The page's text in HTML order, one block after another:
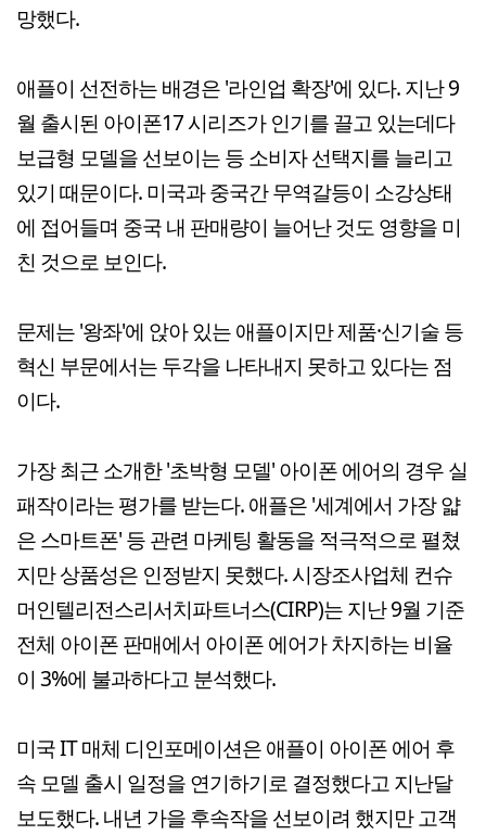
망했다.
애플이 선전하는 배경은 '라인업 확장'에 있다. 지난 9
월 출시된 아이폰17 시리즈가 인기를 끌고 있는데다
보급형 모델을 선보이는 등 소비자 선택지를 늘리고
있기 때문이다. 미국과 중국간 무역갈등이 소강상태
에 접어들며 중국 내 판매량이 늘어난 것도 영향을 미
친 것으로 보인다.
문제는 '왕좌'에 앉아 있는 애플이지만 제품·신기술 등
혁신 부문에서는 두각을 나타내지 못하고 있다는 점
이다.
가장 최근 소개한 '초박형 모델' 아이폰 에어의 경우 실
패작이라는 평가를 받는다. 애플은 '세계에서 가장 얇
은 스마트폰' 등 관련 마케팅 활동을 적극적으로 펼쳤
지만 상품성은 인정받지 못했다. 시장조사업체 컨슈
머인텔리전스리서치파트너스(CIRP)는 지난 9월 기준
전체 아이폰 판매에서 아이폰 에어가 차지하는 비율
이 3%에 불과하다고 분석했다.
미국 IT 매체 디인포메이션은 애플이 아이폰 에어 후
속 모델 출시 일정을 연기하기로 결정했다고 지난달
보도했다. 내년 가을 후속작을 선보이려 했지만 고객